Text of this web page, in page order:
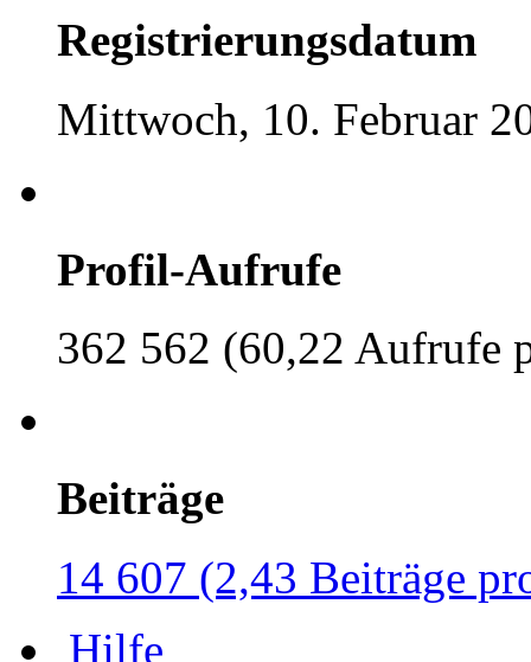
Registrierungsdatum
Mittwoch, 10. Februar
Profil-Aufrufe
362 562 (60,22 Aufrufe
Beiträge
14 607 (2,43 Beiträge
Hilfe